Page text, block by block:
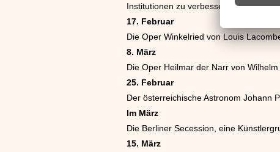
Institutionen zu verbessern.
17. Februar
Die Oper Winkelried von Louis
8. März
Die Oper Heilmar der Narr von
25. Februar
Der österreichische Astronom Johann
Im März
Die Berliner Secession, eine
15. März